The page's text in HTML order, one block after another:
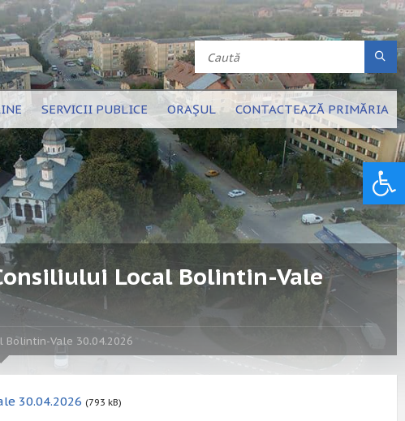
SERVICII PUBLICE ORAȘUL CONTACTEAZĂ PRIMĂRIA
Local Bolintin-Vale
Bolintin-Vale 30.04.2026
30.04.2026 (793 kB)
Deschide bara de unelte